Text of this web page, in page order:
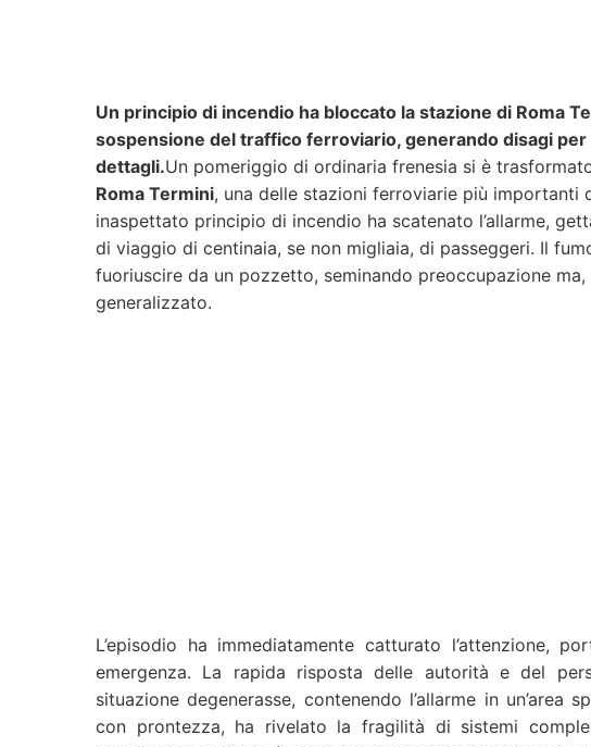
Un principio di incendio ha bloccato la stazione di Roma
sospensione del traffico ferroviario, generando disagi per
dettagli.Un pomeriggio di ordinaria frenesia si è
Roma Termini, una delle stazioni ferroviarie più importanti
inaspettato principio di incendio ha scatenato l’allarme,
di viaggio di centinaia, se non migliaia, di passeggeri. Il
fuoriuscire da un pozzetto, seminando preoccupazione
generalizzato.
L’episodio ha immediatamente catturato l’attenzione,
emergenza. La rapida risposta delle autorità e del
situazione degenerasse, contenendo l’allarme in un’area
con prontezza, ha rivelato la fragilità di sistemi